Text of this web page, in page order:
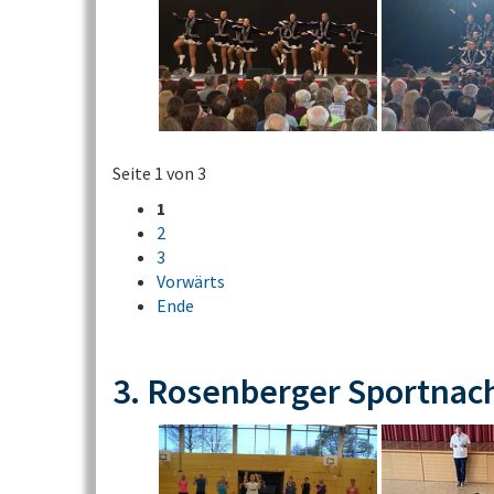
Seite 1 von 3
1
2
3
Vorwärts
Ende
3. Rosenberger